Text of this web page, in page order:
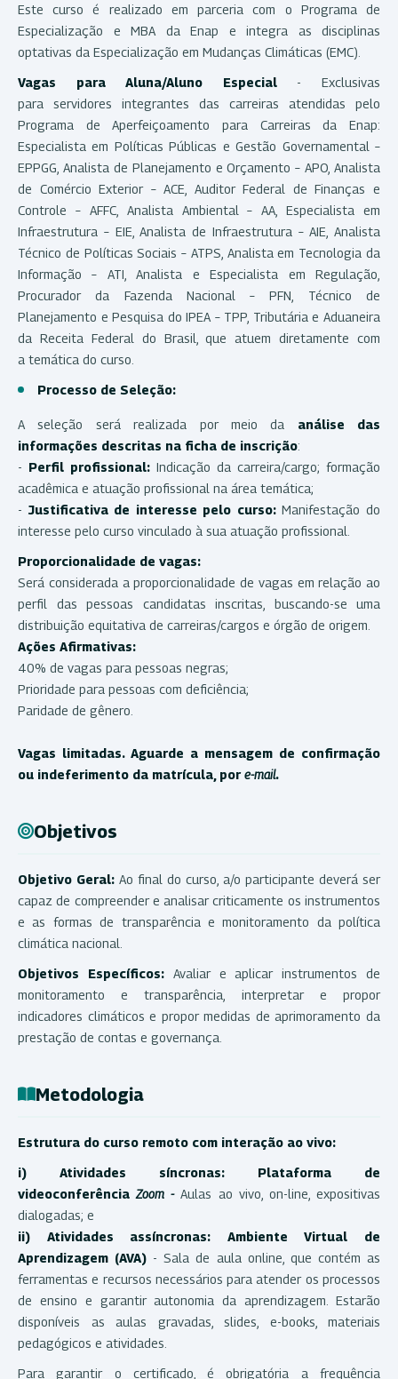
Este curso é realizado em parceria com o Programa de
Especialização e MBA da Enap e integra as disciplinas
optativas da Especialização em Mudanças Climáticas (EMC).
Vagas para Aluna/Aluno Especial- Exclusivas
para servidores integrantes das carreiras atendidas pelo
Programa de Aperfeiçoamento para Carreiras da Enap:
Especialista em Políticas Públicas e Gestão Governamental –
EPPGG, Analista de Planejamento e Orçamento – APO, Analista
de Comércio Exterior – ACE, Auditor Federal de Finanças e
Controle – AFFC, Analista Ambiental – AA, Especialista em
Infraestrutura – EIE, Analista de Infraestrutura – AIE, Analista
Técnico de Políticas Sociais – ATPS, Analista em Tecnologia da
Informação – ATI, Analista e Especialista em Regulação,
Procurador da Fazenda Nacional – PFN, Técnico de
Planejamento e Pesquisa do IPEA – TPP, Tributária e Aduaneira
da Receita Federal do Brasil, que atuem diretamente com
a temática do curso.
Processo de Seleção:
A seleção será realizada por meio da análise das
informações descritas na ficha de inscrição:
- Perfil profissional: Indicação da carreira/cargo; formação
acadêmica e atuação profissional na área temática;
- Justificativa de interesse pelo curso:Manifestação do
interesse pelo curso vinculado à sua atuação profissional.
Proporcionalidade de vagas:
Será considerada a proporcionalidade de vagas em relação ao
perfil das pessoas candidatas inscritas, buscando-se uma
distribuição equitativa de carreiras/cargos e órgão de origem.
Ações Afirmativas:
40% de vagas para pessoas negras;
Prioridade para pessoas com deficiência;
Paridade de gênero.
Vagas limitadas. Aguarde a mensagem de confirmação
ou indeferimento da matrícula, pore-mail.
Objetivos
Objetivo Geral: Ao final do curso, a/o participante deverá ser
capaz de compreender e analisar criticamente os instrumentos
e as formas de transparência e monitoramento da política
climática nacional.
Objetivos Específicos:Avaliar e aplicar instrumentos de
monitoramento e transparência, interpretar e propor
indicadores climáticos e propor medidas de aprimoramento da
prestação de contas e governança.
Metodologia
Estrutura do curso remoto com interação ao vivo:
i) Atividades síncronas: Plataforma de
videoconferênciaZoom -Aulas ao vivo, on-line, expositivas
dialogadas; e
ii) Atividades assíncronas: Ambiente Virtual de
Aprendizagem (AVA) - Sala de aula online, que contém as
ferramentas e recursos necessários para atender os processos
de ensino e garantir autonomia da aprendizagem. Estarão
disponíveis as aulas gravadas, slides, e-books, materiais
pedagógicos e atividades.
Para garantir o certificado, é obrigatória a frequência